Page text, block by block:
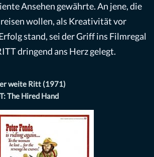
Ansehen gewährte. An jene, die
wollen, als Kreativität vor
stand, sei der Griff ins Filmregal
dringend ans Herz gelegt.
weite Ritt (1971)
The Hired Hand